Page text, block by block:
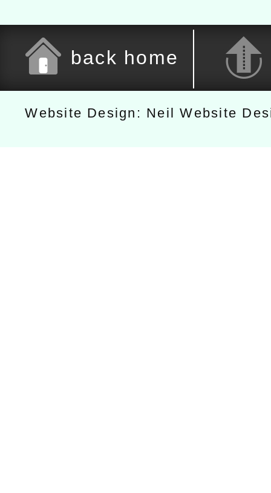
back home
Website Design: Neil Website